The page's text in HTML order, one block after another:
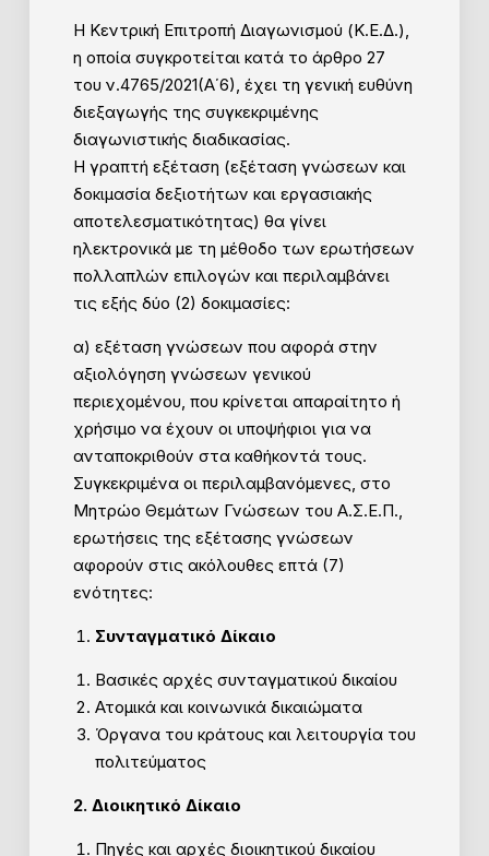
Η Κεντρική Επιτροπή Διαγωνισμού (Κ.Ε.Δ.),
η οποία συγκροτείται κατά το άρθρο 27
του ν.4765/2021(Α΄6), έχει τη γενική ευθύνη
διεξαγωγής της συγκεκριμένης
διαγωνιστικής διαδικασίας.
Η γραπτή εξέταση (εξέταση γνώσεων και
δοκιμασία δεξιοτήτων και εργασιακής
αποτελεσματικότητας) θα γίνει
ηλεκτρονικά με τη μέθοδο των ερωτήσεων
πολλαπλών επιλογών και περιλαμβάνει
τις εξής δύο (2) δοκιμασίες:
α) εξέταση γνώσεων που αφορά στην
αξιολόγηση γνώσεων γενικού
περιεχομένου, που κρίνεται απαραίτητο ή
χρήσιμο να έχουν οι υποψήφιοι για να
ανταποκριθούν στα καθήκοντά τους.
Συγκεκριμένα οι περιλαμβανόμενες, στο
Μητρώο Θεμάτων Γνώσεων του Α.Σ.Ε.Π.,
ερωτήσεις της εξέτασης γνώσεων
αφορούν στις ακόλουθες επτά (7)
ενότητες:
Συνταγματικό Δίκαιο
Βασικές αρχές συνταγματικού δικαίου
Ατομικά και κοινωνικά δικαιώματα
Όργανα του κράτους και λειτουργία του
πολιτεύματος
2. Διοικητικό Δίκαιο
Πηγές και αρχές διοικητικού δικαίου